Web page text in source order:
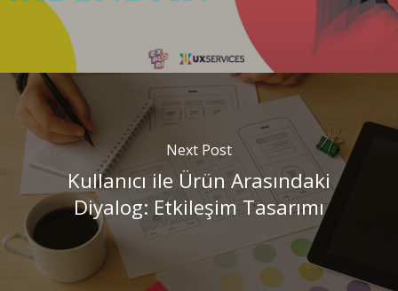
Next Post
Kullanıcı ile Ürün Arasındaki
Diyalog: Etkileşim Tasarımı